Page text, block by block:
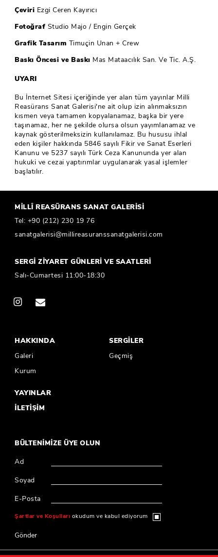
Çeviri Ezgi Ceren Kayırıcı
Fotoğraf Studio Majo / Engin Gerçek
Grafik Tasarım Timuçin Unan + Crew
Baskı Öncesi ve Baskı Mas Mataacılık San. Ve Tic. A.Ş.
UYARI
Bu İnternet Sitesi içeriğinde yer alan tüm yayınlar Milli
Reasürans Sanat Galerisi'ne ait olup izin alınmaksızın
kısmen veya tamamen kopyalanamaz, başka bir yere
taşınamaz, her ne şekilde olursa olsun yayımlanamaz ve
kaynak gösterilmeksizin kullanılamaz. Bu hususu ihlal
eden kişiler hakkında 5846 sayılı Fikir ve Sanat Eserleri
Kanunu ve 5237 sayılı Türk Ceza Kanununda yer alan
hukuki ve cezai yaptırımlar uygulanarak yasal işlemler
başlatılır.
MİLLÎ REASÜRANS SANAT GALERİSİ
Tel: +90 (212) 230 19 76
sanatgalerisi@millireasuranssanatgalerisi.com
SERGİ ZİYARET GÜNLERİ VE SAATLERİ
Salı-Cumartesi 11:00-18:30
HAKKINDA
Galeri
Kurum
SERGİLER
Geçmiş
YAYINLAR
İLETİŞİM
BÜLTENİMİZE ÜYE OLUN
Ad
Soyad
E-Posta
Şartlar ve Koşulları okudum ve kabul ediyorum
Gönder